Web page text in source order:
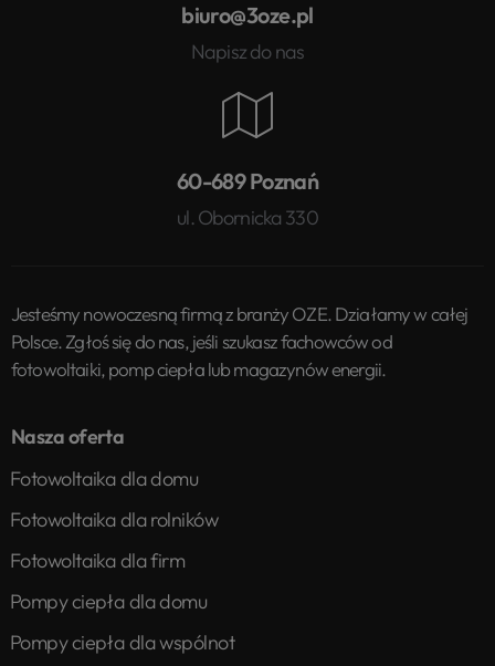
biuro@3oze.pl
Napisz do nas
60-689 Poznań
ul. Obornicka 330
Jesteśmy nowoczesną firmą z branży OZE. Działamy w całej
Polsce. Zgłoś się do nas, jeśli szukasz fachowców od
fotowoltaiki, pomp ciepła lub magazynów energii.
Nasza oferta
Fotowoltaika dla domu
Fotowoltaika dla rolników
Fotowoltaika dla firm
Pompy ciepła dla domu
Pompy ciepła dla wspólnot